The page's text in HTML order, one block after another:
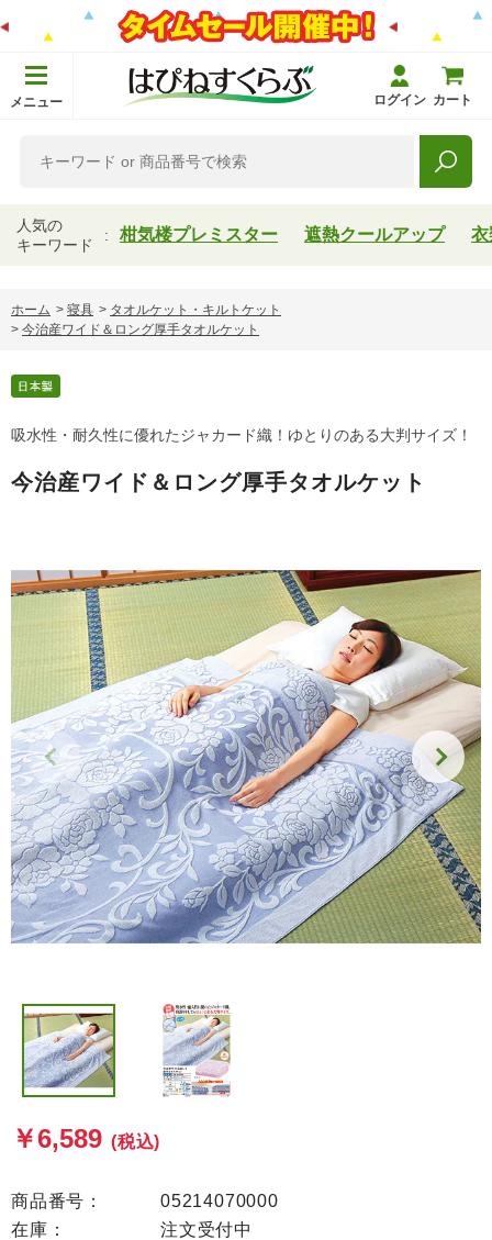
メニュー ログイン カート
人気の
キーワード
柑気楼プレミスター 遮熱クールアップ 衣
ホーム > 寝具 > タオルケット・キルトケット
> 今治産ワイド＆ロング厚手タオルケット
吸水性・耐久性に優れたジャカード織！ゆとりのある大判サイズ！
今治産ワイド＆ロング厚手タオルケット
￥6,589 (税込)
商品番号：
05214070000
在庫：
注文受付中